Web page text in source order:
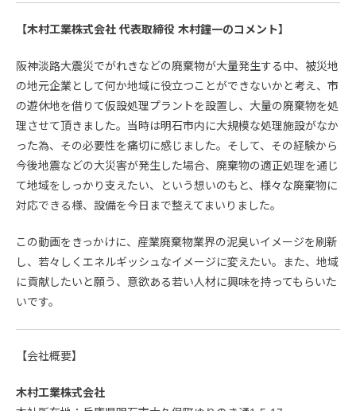
【木村工業株式会社 代表取締役 木村鐘一のコメント】
阪神淡路大震災でがれきなどの廃棄物が大量発生する中、被災地
の地元企業として何か地域に役立つことができないかと考え、市
の遊休地を借りて仮設処理プラントを設置し、大量の廃棄物を処
理させて頂きました。当時は明石市内に大規模な処理施設がなか
った為、その必要性を痛切に感じました。そして、その経験から
今後地震などの大災害が発生した場合、廃棄物の適正処理を通じ
て地域をしっかり支えたい、という想いのもと、様々な廃棄物に
対応できる様、設備を今日まで整えてまいりました。
この動画をきっかけに、産業廃棄物業界の泥臭いイメージを刷新
し、若々しくエネルギッシュなイメージに変えたい。また、地域
に貢献したいと願う、意欲ある若い人材に興味を持ってもらいた
いです。
【会社概要】
木村工業株式会社